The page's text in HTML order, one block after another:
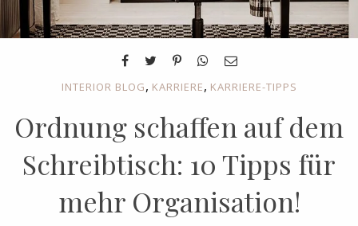
INTERIOR BLOG, KARRIERE, KARRIERE-TIPPS
Ordnung schaffen auf dem
Schreibtisch: 10 Tipps für
mehr Organisation!